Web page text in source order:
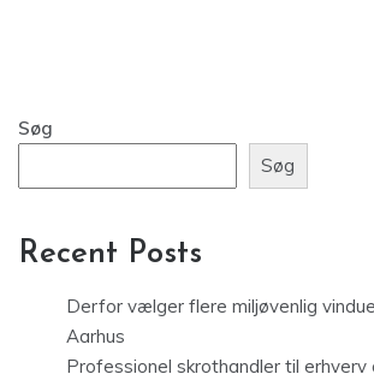
Søg
Søg
Recent Posts
Derfor vælger flere miljøvenlig
Aarhus
Professionel skrothandler til erhverv